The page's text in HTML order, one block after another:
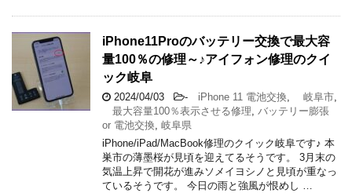
iPhone11Proのバッテリー交換で最大容
量100％の修理～♪アイフォン修理のクイ
ック岐阜
2024/04/03 - iPhone 11 電池交換, 岐阜市,
最大容量100％表示させる修理, バッテリー膨張
or 電池交換, 岐阜県
iPhone/iPad/MacBook修理のクイック岐阜です♪ 本
巣市の薄墨桜が見頃を迎えてるそうです。 3月末の
気温上昇で開花が進みソメイヨシノと見頃が重なっ
ているそうです。 今日の雨と強風が恨めし …